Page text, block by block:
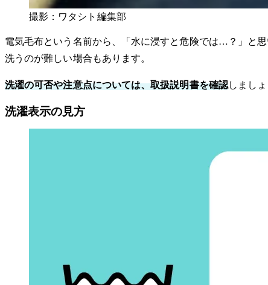
撮影：ワタシト編集部
電気毛布という名前から、「水に浸すと危険では…？」と思
洗うのが難しい場合もあります。
洗濯の可否や注意点については、取扱説明書を確認しまし
洗濯表示の見方